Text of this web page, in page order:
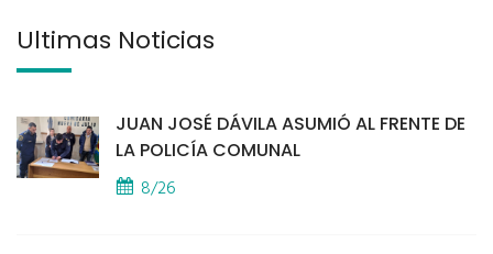
Últimas Noticias
JUAN JOSÉ DÁVILA ASUMIÓ AL FRENTE DE
LA POLICÍA COMUNAL
8/26